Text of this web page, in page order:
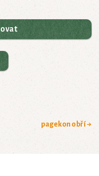
pagekon obří →